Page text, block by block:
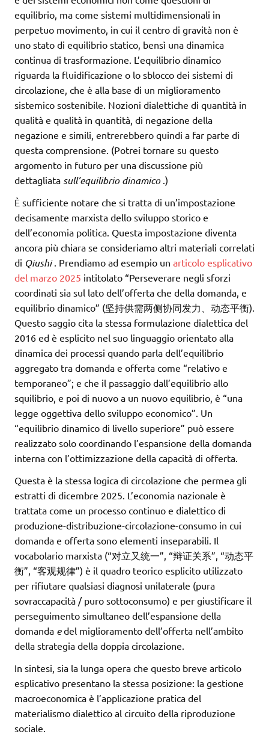
equilibrio, ma come sistemi multidimensionali in
perpetuo movimento, in cui il centro di gravità non è
uno stato di equilibrio statico, bensì una dinamica
continua di trasformazione. L’equilibrio dinamico
riguarda la fluidificazione o lo sblocco dei sistemi di
circolazione, che è alla base di un miglioramento
sistemico sostenibile. Nozioni dialettiche di quantità in
qualità e qualità in quantità, di negazione della
negazione e simili, entrerebbero quindi a far parte di
questa comprensione. (Potrei tornare su questo
argomento in futuro per una discussione più
dettagliata sull’equilibrio dinamico.)
È sufficiente notare che si tratta di un’impostazione
decisamente marxista dello sviluppo storico e
dell’economia politica. Questa impostazione diventa
ancora più chiara se consideriamo altri materiali correlati
di Qiushi. Prendiamo ad esempio un articolo esplicativo
del marzo 2025 intitolato “Perseverare negli sforzi
coordinati sia sul lato dell’offerta che della domanda, e
equilibrio dinamico” (坚持供需两侧协同发力、动态平衡).
Questo saggio cita la stessa formulazione dialettica del
2016 ed è esplicito nel suo linguaggio orientato alla
dinamica dei processi quando parla dell’equilibrio
aggregato tra domanda e offerta come “relativo e
temporaneo”; e che il passaggio dall’equilibrio allo
squilibrio, e poi di nuovo a un nuovo equilibrio, è “una
legge oggettiva dello sviluppo economico”. Un
“equilibrio dinamico di livello superiore” può essere
realizzato solo coordinando l’espansione della domanda
interna con l’ottimizzazione della capacità di offerta.
Questa è la stessa logica di circolazione che permea gli
estratti di dicembre 2025. L’economia nazionale è
trattata come un processo continuo e dialettico di
produzione-distribuzione-circolazione-consumo in cui
domanda e offerta sono elementi inseparabili. Il
vocabolario marxista (“对立又统一”, “辩证关系”, “动态平
衡”, “客观规律”) è il quadro teorico esplicito utilizzato
per rifiutare qualsiasi diagnosi unilaterale (pura
sovraccapacità / puro sottoconsumo) e per giustificare il
perseguimento simultaneo dell’espansione della
domanda edel miglioramento dell’offerta nell’ambito
della strategia della doppia circolazione.
In sintesi, sia la lunga opera che questo breve articolo
esplicativo presentano la stessa posizione: la gestione
macroeconomica è l’applicazione pratica del
materialismo dialettico al circuito della riproduzione
sociale.